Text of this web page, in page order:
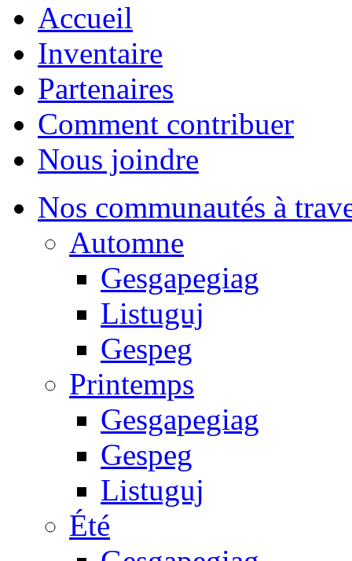
Accueil
Inventaire
Partenaires
Comment contribuer
Nous joindre
Nos communautés à
Automne
Gesgapegiag
Listuguj
Gespeg
Printemps
Gesgapegiag
Gespeg
Listuguj
Été